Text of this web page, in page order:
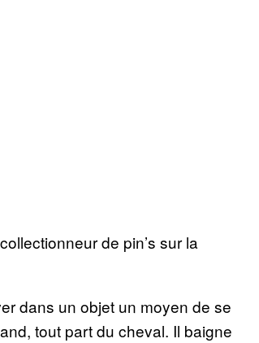
de pin’s sur la
dans un objet un moyen de se
tout part du cheval. Il baigne